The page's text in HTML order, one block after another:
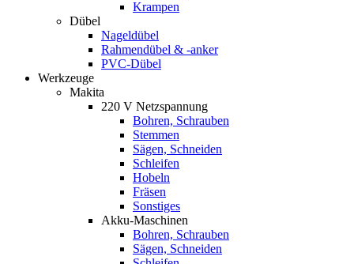
Krampen
Dübel
Nageldübel
Rahmendübel & -anker
PVC-Dübel
Werkzeuge
Makita
220 V Netzspannung
Bohren, Schrauben
Stemmen
Sägen, Schneiden
Schleifen
Hobeln
Fräsen
Sonstiges
Akku-Maschinen
Bohren, Schrauben
Sägen, Schneiden